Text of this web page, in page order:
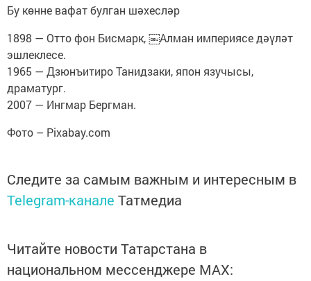
Бу көнне вафат булган шәхесләр
1898 — Отто фон Бисмарк, ￼Алман империясе дәүләт
эшлеклесе.
1965 — Дзюнъитиро Танидзаки, япон язучысы,
драматург.
2007 — Ингмар Бергман.
Фото – Pixabay.com
Следите за самым важным и интересным в
Telegram-канале Татмедиа
Читайте новости Татарстана в
национальном мессенджере MАХ: